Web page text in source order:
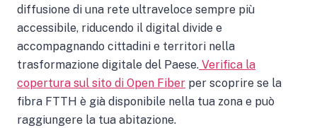
diffusione di una rete ultraveloce sempre più
accessibile, riducendo il digital divide e
accompagnando cittadini e territori nella
trasformazione digitale del Paese. Verifica la
copertura sul sito di Open Fiber per scoprire se la
fibra FTTH è già disponibile nella tua zona e può
raggiungere la tua abitazione.